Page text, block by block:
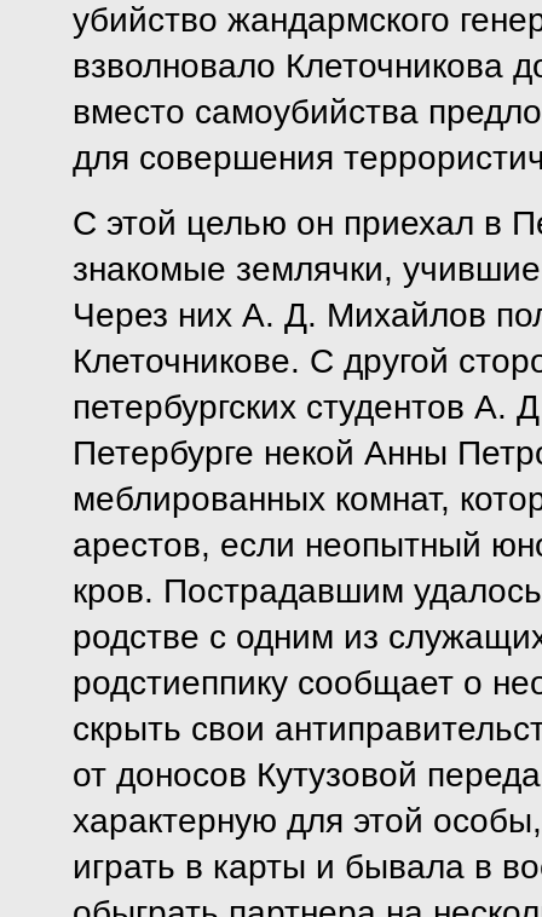
убийство жандармского
взволновало Клеточникова
вместо самоубийства
для совершения
С этой целью он приехал в
знакомые землячки,
Через них А. Д. Михайлов
Клеточникове. С другой
петербургских студентов А.
Петербурге некой Анны
меблированных комнат,
арестов, если неопытный
кров. Пострадавшим удалось
родстве с одним из
родстиеппику сообщает о
скрыть свои
от доносов Кутузовой
характерную для этой
играть в карты и бывала в